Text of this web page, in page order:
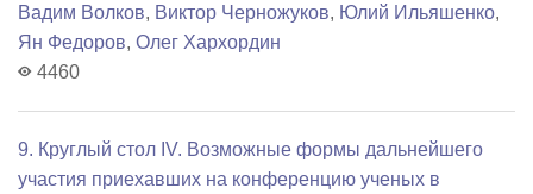
Вадим Волков, Виктор Черножуков, Юлий Ильяшенко,
Ян Федоров, Олег Хархордин
4460
9. Круглый стол IV. Возможные формы дальнейшего
участия приехавших на конференцию ученых в